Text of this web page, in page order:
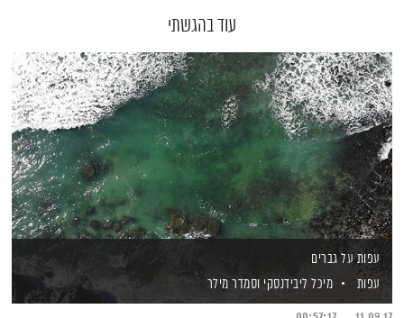
עוד בהגשתי
עפות על גברים
עפות
מיכל ליבידנסקי וסמדר מילר